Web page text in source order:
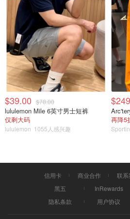
$39.00 $78.00
lululemon Mile 6英寸男士短裤
仅剩大码
lululemon 1055人感兴趣
信用卡 商业合作 联系
黑五
InRewards
隐私条款
用户协议